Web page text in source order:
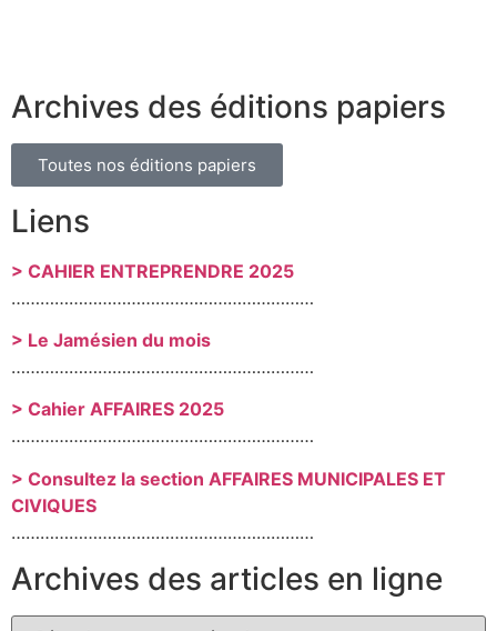
Archives des éditions papiers
Toutes nos éditions papiers
Liens
> CAHIER ENTREPRENDRE 2025
………………………………………………………
> Le Jamésien du mois
………………………………………………………
> Cahier AFFAIRES 2025
………………………………………………………
> Consultez la section AFFAIRES MUNICIPALES ET
CIVIQUES
………………………………………………………
Archives des articles en ligne